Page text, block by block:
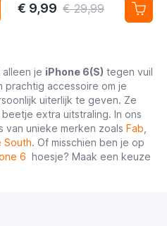
€ 9,99 € 29,99
je iPhone 6(S) tegen vuil
prachtig accessoire om je
uiterlijk te geven. Ze
extra uitstraling. In ons
van unieke merken zoals Fab
South. Of misschien ben je op
6 hoesje? Maak een keuze